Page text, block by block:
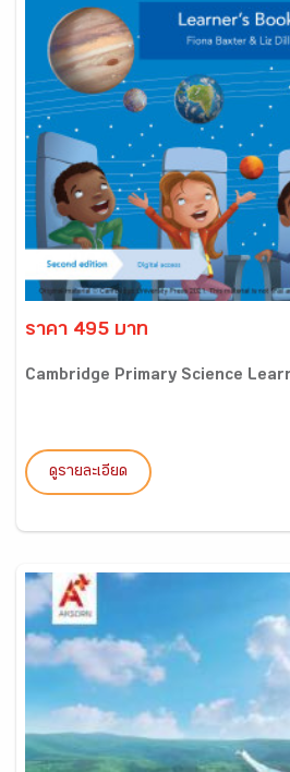
ราคา 495 บาท
Cambridge Primary Science
ดูรายละเอียด